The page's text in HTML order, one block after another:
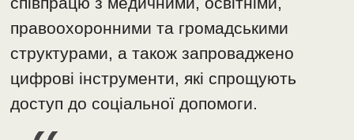
правоохоронними та громадськими
структурами, а також запроваджено
цифрові інструменти, які спрощують
доступ до соціальної допомоги.